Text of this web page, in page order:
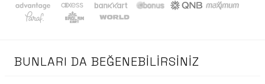
BUNLARI DA BEĞENEBILIRSINIZ